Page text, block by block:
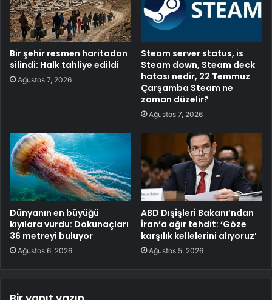
Bir şehir resmen haritadan
silindi: Halk tahliye edildi
Ağustos 7, 2026
Steam server status, is
Steam down, Steam deck
hatası nedir, 22 Temmuz
Çarşamba Steam ne
zaman düzelir?
Ağustos 7, 2026
Dünyanın en büyüğü
kıyılara vurdu: Dokunaçları
36 metreyi buluyor
Ağustos 6, 2026
ABD Dışişleri Bakanı’ndan
İran’a ağır tehdit: ‘Göze
karşılık kellelerini alıyoruz’
Ağustos 5, 2026